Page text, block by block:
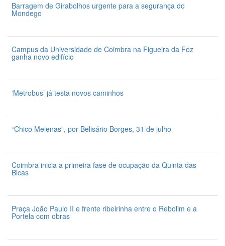
Barragem de Girabolhos urgente para a segurança do
Mondego
Campus da Universidade de Coimbra na Figueira da Foz
ganha novo edifício
‘Metrobus’ já testa novos caminhos
“Chico Melenas”, por Belisário Borges, 31 de julho
Coimbra inicia a primeira fase de ocupação da Quinta das
Bicas
Praça João Paulo II e frente ribeirinha entre o Rebolim e a
Portela com obras